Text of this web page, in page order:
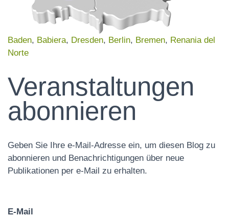
Baden, Babiera, Dresden, Berlin, Bremen, Renania del
Norte
Veranstaltungen
abonnieren
Geben Sie Ihre e-Mail-Adresse ein, um diesen Blog zu
abonnieren und Benachrichtigungen über neue
Publikationen per e-Mail zu erhalten.
E-Mail